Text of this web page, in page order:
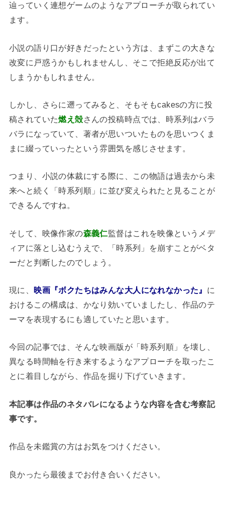
辿っていく連想ゲームのようなアプローチが取られてい
ます。
小説の語り口が好きだったという方は、まずこの大きな
改変に戸惑うかもしれませんし、そこで拒絶反応が出て
しまうかもしれません。
しかし、さらに遡ってみると、そもそもcakesの方に投
稿されていた燃え殻さんの投稿時点では、時系列はバラ
バラになっていて、著者が思いついたものを思いつくま
まに綴っていったという雰囲気を感じさせます。
つまり、小説の体裁にする際に、この物語は過去から未
来へと続く「時系列順」に並び変えられたと見ることが
できるんですね。
そして、映像作家の森義仁監督はこれを映像というメデ
ィアに落とし込むうえで、「時系列」を崩すことがベタ
ーだと判断したのでしょう。
現に、映画『ボクたちはみんな大人になれなかった』 に
おけるこの構成は、かなり効いていましたし、作品のテ
ーマを表現するにも適していたと思います。
今回の記事では、そんな映画版が「時系列順」を壊し、
異なる時間軸を行き来するようなアプローチを取ったこ
とに着目しながら、作品を掘り下げていきます。
本記事は作品のネタバレになるような内容を含む考察記
事です。
作品を未鑑賞の方はお気をつけください。
良かったら最後までお付き合いください。